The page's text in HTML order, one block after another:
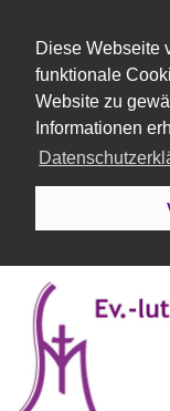
Diese Webseite
funktionale
Website zu
Informationen